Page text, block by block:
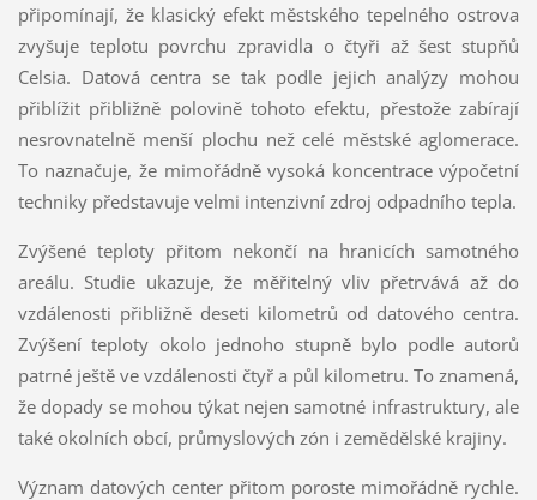
připomínají, že klasický efekt městského tepelného ostrova
zvyšuje teplotu povrchu zpravidla o čtyři až šest stupňů
Celsia. Datová centra se tak podle jejich analýzy mohou
přiblížit přibližně polovině tohoto efektu, přestože zabírají
nesrovnatelně menší plochu než celé městské aglomerace.
To naznačuje, že mimořádně vysoká koncentrace výpočetní
techniky představuje velmi intenzivní zdroj odpadního tepla.
Zvýšené teploty přitom nekončí na hranicích samotného
areálu. Studie ukazuje, že měřitelný vliv přetrvává až do
vzdálenosti přibližně deseti kilometrů od datového centra.
Zvýšení teploty okolo jednoho stupně bylo podle autorů
patrné ještě ve vzdálenosti čtyř a půl kilometru. To znamená,
že dopady se mohou týkat nejen samotné infrastruktury, ale
také okolních obcí, průmyslových zón i zemědělské krajiny.
Význam datových center přitom poroste mimořádně rychle.